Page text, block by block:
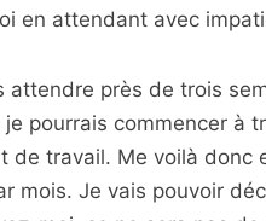
en attendant avec
attendre près de trois
pourrais commencer à
de travail. Me voilà donc
mois. Je vais pouvoir